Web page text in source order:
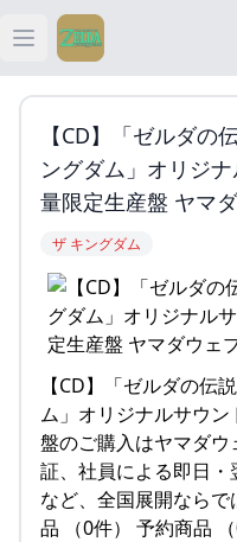
Open main menu
テ
テ
【CD】「ゼルダの
ングダム」オリジ
量限定生産盤 ヤマ
ザ キングダム
【CD】「ゼルダの伝
ム」オリジナルサウ
盤のご購入はヤマダ
証、社員による即日・
など、全国展開なら
品 （0件） 予約商品 （